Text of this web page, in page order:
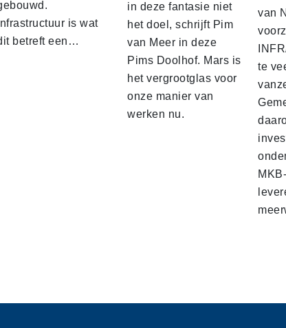
Infrastructuur is wat
betreft een…
in deze fantasie niet
het doel, schrijft Pim
van Meer in deze
Pims Doolhof. Mars is
het vergrootglas voor
onze manier van
werken nu.
van
te